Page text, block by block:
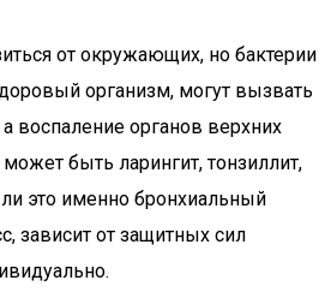
от окружающих, но бактерии
организм, могут вызвать
воспаление органов верхних
быть ларингит, тонзиллит,
это именно бронхиальный
зависит от защитных сил